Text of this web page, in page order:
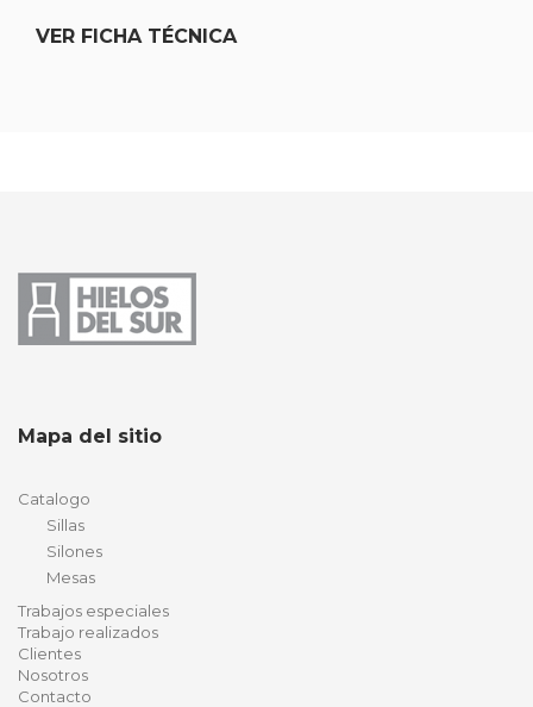
VER FICHA TÉCNICA
Mapa del sitio
Catalogo
Sillas
Silones
Mesas
Trabajos especiales
Trabajo realizados
Clientes
Nosotros
Contacto